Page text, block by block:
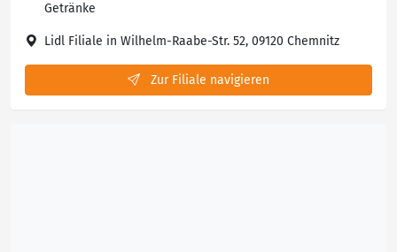
Getränke
Lidl Filiale in Wilhelm-Raabe-Str. 52, 09120 Chemnitz
Zur Filiale navigieren